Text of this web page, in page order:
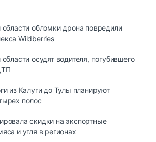
области обломки дрона повредили
Wildberries
осудят водителя, погубившего
из Калуги до Тулы планируют
полос
скидки на экспортные
и угля в регионах